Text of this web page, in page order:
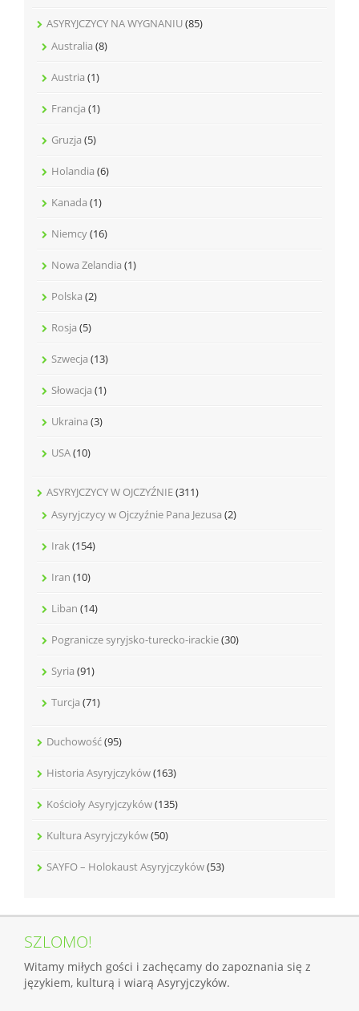
ASYRYJCZYCY NA WYGNANIU(85)
Australia (8)
Austria (1)
Francja (1)
Gruzja (5)
Holandia (6)
Kanada (1)
Niemcy(16)
Nowa Zelandia (1)
Polska (2)
Rosja (5)
Szwecja (13)
Słowacja (1)
Ukraina (3)
USA(10)
ASYRYJCZYCY W OJCZYŹNIE(311)
Asyryjczycy w Ojczyźnie Pana Jezusa (2)
Irak(154)
Iran (10)
Liban (14)
Pogranicze syryjsko-turecko-irackie(30)
Syria (91)
Turcja (71)
Duchowość(95)
Historia Asyryjczyków(163)
Kościoły Asyryjczyków(135)
Kultura Asyryjczyków(50)
SAYFO – Holokaust Asyryjczyków(53)
SZLOMO!
Witamy miłych gości i zachęcamy do zapoznania się z
językiem, kulturą i wiarą Asyryjczyków.